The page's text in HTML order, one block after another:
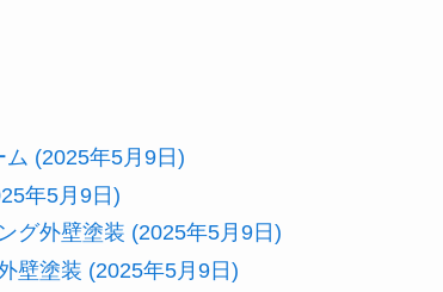
(2025年5月9日)
年5月9日)
グ外壁塗装 (2025年5月9日)
壁塗装 (2025年5月9日)